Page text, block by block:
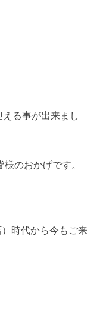
る事が出来まし
のおかげです。
時代から今もご来